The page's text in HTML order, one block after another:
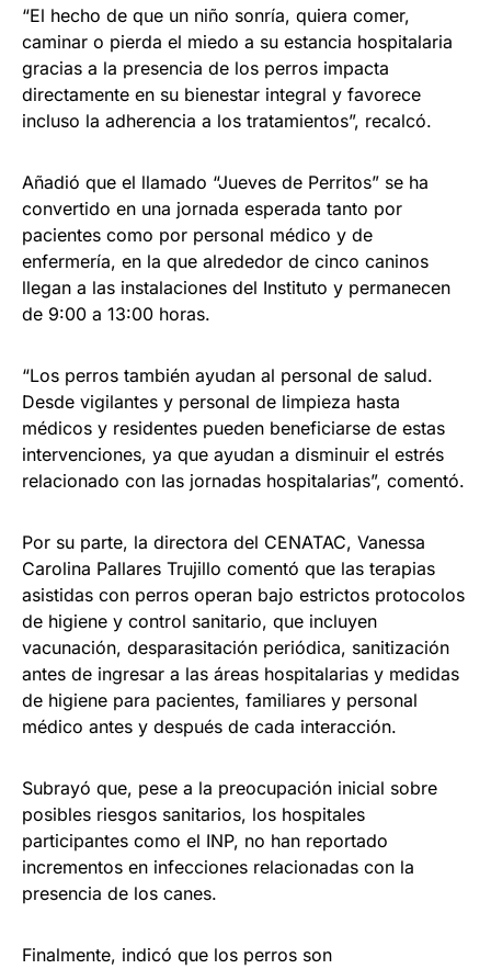
“El hecho de que un niño sonría, quiera comer,
caminar o pierda el miedo a su estancia hospitalaria
gracias a la presencia de los perros impacta
directamente en su bienestar integral y favorece
incluso la adherencia a los tratamientos”, recalcó.
Añadió que el llamado “Jueves de Perritos” se ha
convertido en una jornada esperada tanto por
pacientes como por personal médico y de
enfermería, en la que alrededor de cinco caninos
llegan a las instalaciones del Instituto y permanecen
de 9:00 a 13:00 horas.
“Los perros también ayudan al personal de salud.
Desde vigilantes y personal de limpieza hasta
médicos y residentes pueden beneficiarse de estas
intervenciones, ya que ayudan a disminuir el estrés
relacionado con las jornadas hospitalarias”, comentó.
Por su parte, la directora del CENATAC, Vanessa
Carolina Pallares Trujillo comentó que las terapias
asistidas con perros operan bajo estrictos protocolos
de higiene y control sanitario, que incluyen
vacunación, desparasitación periódica, sanitización
antes de ingresar a las áreas hospitalarias y medidas
de higiene para pacientes, familiares y personal
médico antes y después de cada interacción.
Subrayó que, pese a la preocupación inicial sobre
posibles riesgos sanitarios, los hospitales
participantes como el INP, no han reportado
incrementos en infecciones relacionadas con la
presencia de los canes.
Finalmente, indicó que los perros son